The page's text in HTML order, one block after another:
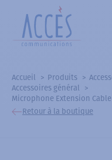
Accueil Produits
Accessoires général
Microphone Extension Cable
Retour à la boutique